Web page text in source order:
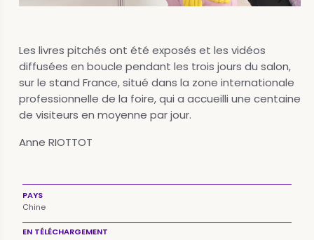
Les livres pitchés ont été exposés et les vidéos
diffusées en boucle pendant les trois jours du salon,
sur le stand France, situé dans la zone internationale
professionnelle de la foire, qui a accueilli une centaine
de visiteurs en moyenne par jour.
Anne RIOTTOT
PAYS
Chine
EN TÉLÉCHARGEMENT